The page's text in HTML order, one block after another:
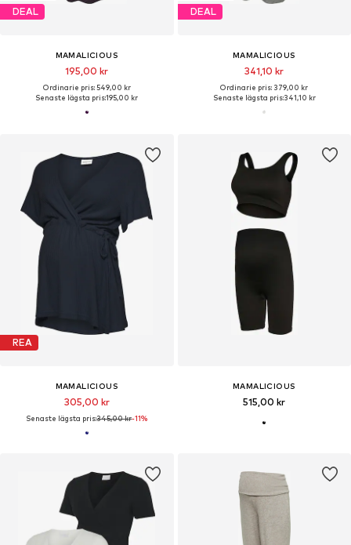
DEAL
MAMALICIOUS
195,00 kr
Ordinarie pris: 549,00 kr
Senaste lägsta pris:195,00 kr
DEAL
MAMALICIOUS
341,10 kr
Ordinarie pris: 379,00 kr
Senaste lägsta pris:341,10 kr
REA
MAMALICIOUS
305,00 kr
Senaste lägsta pris:345,00 kr-11%
MAMALICIOUS
515,00 kr